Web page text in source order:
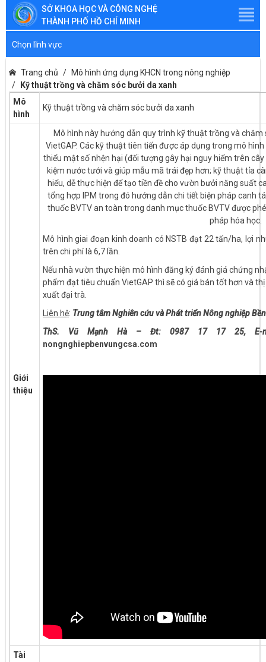
SỞ KHOA HỌC VÀ CÔNG NGHỆ
THÀNH PHỐ HỒ CHÍ MINH
Chọn lĩnh vực
Trang chủ
Mô hình ứng dụng KHCN trong nông nghiệp
Kỹ thuật trồng và chăm sóc bưởi da xanh
Mô
hình
Kỹ thuật trồng và chăm sóc bưởi da xanh
Giới
thiệu
Mô hình này hướng dẫn quy trình kỹ thuật trồng và
VietGAP. Các kỹ thuật tiên tiến được áp dụng trong mô
thiểu mật số nhện hại (đối tượng gây hại nguy hiểm trên
kiệm nước tưới và giúp mẫu mã trái đẹp hơn; kỹ thuật tỉa
hiểu, dễ thực hiện để tạo tiền đề cho vườn bưởi năng suất
tổng hợp IPM trong đó hướng dẫn chi tiết biện pháp canh
thuốc BVTV an toàn trong danh mục thuốc BVTV được
pháp hóa học.
Mô hình giai đoạn kinh doanh có NSTB đạt 22 tấn/ha, lợi
trên chi phí là 6,7 lần.
Nếu nhà vườn thực hiện mô hình đăng ký đánh giá chứng
phẩm đạt tiêu chuẩn VietGAP thì sẽ có giá bán tốt hơn và
xuất đại trà.
Liên hệ: Trung tâm Nghiên cứu và Phát triển Nông nghiệp
ThS. Vũ Mạnh Hà – Đt: 0987 17 17 25,
nongnghiepbenvungcsa.com
Tài